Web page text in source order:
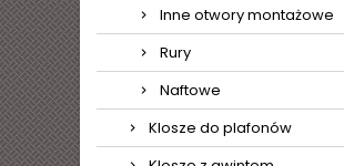
Inne otwory montażowe
Rury
Naftowe
Klosze do plafonów